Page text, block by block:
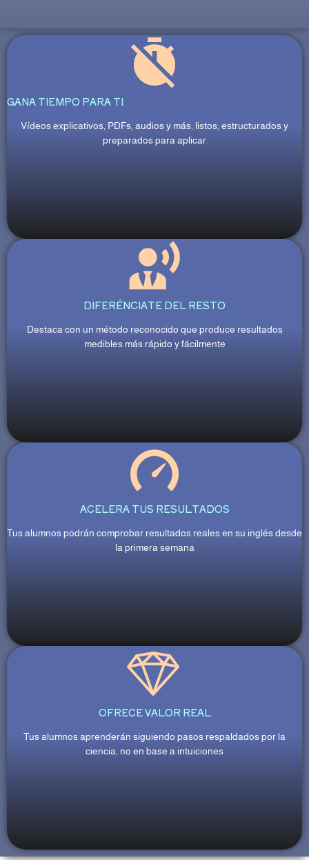
GANA TIEMPO PARA TI
Vídeos explicativos, PDFs, audios y más, listos, estructurados y
preparados para aplicar
DIFERÉNCIATE DEL RESTO
Destaca con un método reconocido que produce resultados
medibles más rápido y fácilmente
ACELERA TUS RESULTADOS
Tus alumnos podrán comprobar resultados reales en su inglés desde
la primera semana
OFRECE VALOR REAL
Tus alumnos aprenderán siguiendo pasos respaldados por la
ciencia, no en base a intuiciones